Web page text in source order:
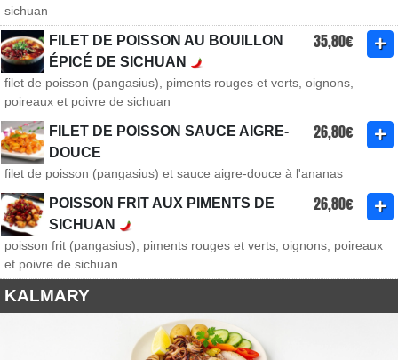
sichuan
FILET DE POISSON AU BOUILLON
ÉPICÉ DE SICHUAN
35,80€
filet de poisson (pangasius), piments rouges et verts, oignons,
poireaux et poivre de sichuan
FILET DE POISSON SAUCE AIGRE-
DOUCE
26,80€
filet de poisson (pangasius) et sauce aigre-douce à l'ananas
POISSON FRIT AUX PIMENTS DE
SICHUAN
26,80€
poisson frit (pangasius), piments rouges et verts, oignons, poireaux
et poivre de sichuan
KALMARY